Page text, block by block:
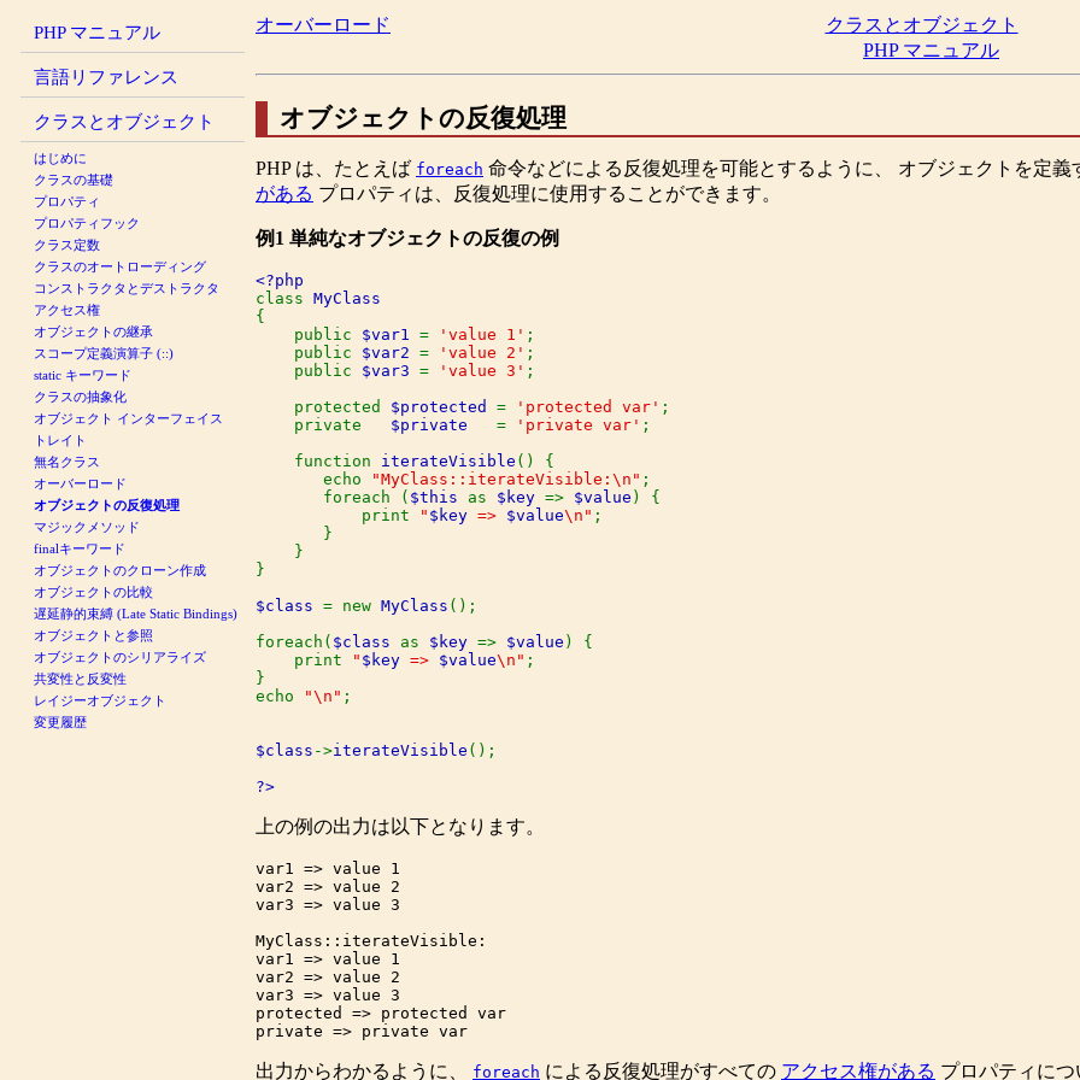
PHP マニュアル
言語リファレンス
クラスとオブジェクト
はじめに
クラスの基礎
プロパティ
プロパティフック
クラス定数
クラスのオートローディング
コンストラクタとデストラクタ
アクセス権
オブジェクトの継承
スコープ定義演算子 (::)
static キーワード
クラスの抽象化
オブジェクト インターフェイス
トレイト
無名クラス
オーバーロード
オブジェクトの反復処理
マジックメソッド
finalキーワード
オブジェクトのクローン作成
オブジェクトの比較
遅延静的束縛 (Late Static Bindings)
オブジェクトと参照
オブジェクトのシリアライズ
共変性と反変性
レイジーオブジェクト
変更履歴
オーバーロード
クラスとオブジェクト
PHP マニュアル
オブジェクトの反復処理
PHP は、たとえば foreach 命令などによる反復処理を可能とするように、 オブジェクトを定
がある プロパティは、反復処理に使用することができます。
例1 単純なオブジェクトの反復の例
class
{
    public
$var1 = 'value 1' ;
    public
$var2 = 'value 2' ;
    public
$var3 = 'value 3' ;
    protected
$protected = 'protected var' ;
    private
$private = 'private var' ;
    function
iterateVisible () {
       echo
"MyClass::iterateVisible:\n" ;
       foreach (
$this as $key => $value ) {
           print
" $key => $value\n" ;
       }
    }
}
$class = new MyClass ();
foreach( $class as $key => $value ) {
    print
" $key => $value\n" ;
}
echo
"\n" ;
$class ->iterateVisible ();
?>
上の例の出力は以下となります。
var1 => value 1
var2 => value 2
var3 => value 3
MyClass::iterateVisible:
var1 => value 1
var2 => value 2
var3 => value 3
protected => protected var
出力からわかるように、 foreach による反復処理がすべての アクセス権がある プロパティにつ